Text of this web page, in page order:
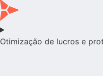
Otimização de lucros e